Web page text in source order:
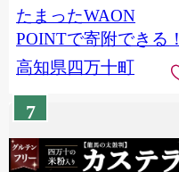
大容量 冷凍 人気
たまったWAON
POINTで寄附できる！
高知県四万十町
7